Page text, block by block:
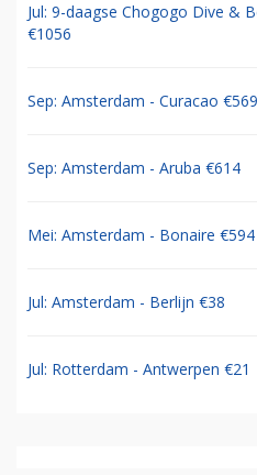
Jul: 9-daagse Chogogo Dive &
€1056
Sep: Amsterdam - Curacao €569
Sep: Amsterdam - Aruba €614
Mei: Amsterdam - Bonaire €594
Jul: Amsterdam - Berlijn €38
Jul: Rotterdam - Antwerpen €21